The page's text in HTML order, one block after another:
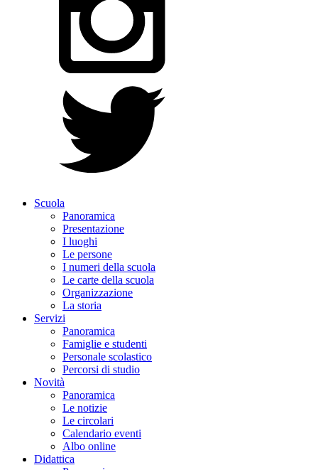
Scuola
Panoramica
Presentazione
I luoghi
Le persone
I numeri della scuola
Le carte della scuola
Organizzazione
La storia
Servizi
Panoramica
Famiglie e studenti
Personale scolastico
Percorsi di studio
Novità
Panoramica
Le notizie
Le circolari
Calendario eventi
Albo online
Didattica